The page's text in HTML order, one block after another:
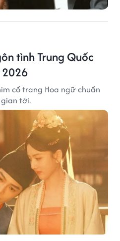
tình Trung Quốc
cổ trang Hoa ngữ chuẩn
tới.